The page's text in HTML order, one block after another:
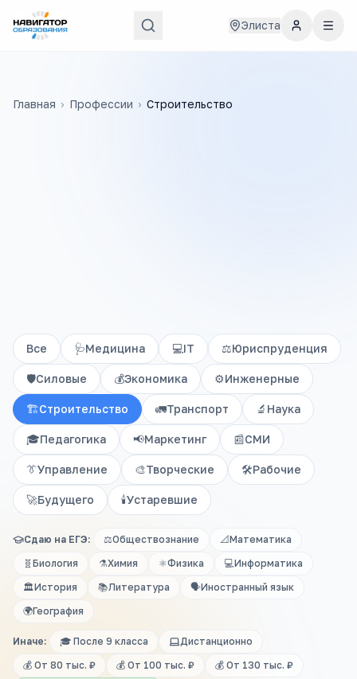
Элиста
Главная › Профессии › Строительство
Все 🩺Медицина 💻IT ⚖️Юриспруденция
🛡️Силовые 💰Экономика ⚙️Инженерные
🏗️Строительство 🚛Транспорт 🔬 Наука
🎓Педагогика 📢Маркетинг 📰СМИ
👔Управление 🎨Творческие 🛠️Рабочие
🚀Будущего 🕯️Устаревшие
Сдаю на ЕГЭ: ⚖️Обществознание 📐Математика
🧬 Биология ⚗️Химия ⚛️Физика 💻Информатика
🏛️История 📚Литература 🗣️Иностранный язык
🌍География
Иначе: 🎓 После 9 класса
Дистанционно
💰 От 80 тыс. ₽
💰 От 100 тыс. ₽
💰 От 130 тыс. ₽